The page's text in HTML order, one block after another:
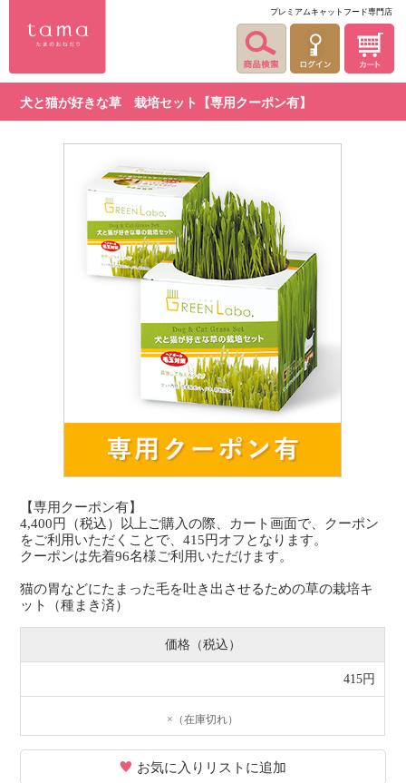
プレミアムキャットフード専門店
犬と猫が好きな草 栽培セット【専用クーポン有】
【専用クーポン有】
4,400円（税込）以上ご購入の際、カート画面で、クーポン
をご利用いただくことで、415円オフとなります。
クーポンは先着96名様ご利用いただけます。
猫の胃などにたまった毛を吐き出させるための草の栽培キ
ット（種まき済）
価格（税込）
415円
×（在庫切れ）
お気に入りリストに追加